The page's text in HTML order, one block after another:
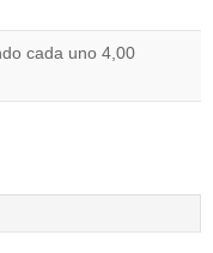
cada uno 4,00